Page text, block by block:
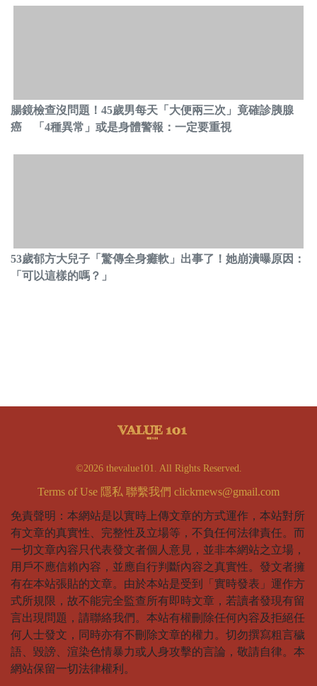
腸鏡檢查沒問題！45歲男每天「大便兩三次」竟確診胰腺
癌 「4種異常」或是身體警報：一定要重視
53歲郁方大兒子「驚傳全身癱軟」出事了！她崩潰曝原因：
「可以這樣的嗎？」
©2026 thevalue101. All Rights Reserved.
Terms of Use 隱私 聯繫我們 clickrnews@gmail.com
免責聲明：本網站是以實時上傳文章的方式運作，本站對所
有文章的真實性、完整性及立場等，不負任何法律責任。而
一切文章內容只代表發文者個人意見，並非本網站之立場，
用戶不應信賴內容，並應自行判斷內容之真實性。發文者擁
有在本站張貼的文章。由於本站是受到「實時發表」運作方
式所規限，故不能完全監查所有即時文章，若讀者發現有留
言出現問題，請聯絡我們。本站有權刪除任何內容及拒絕任
何人士發文，同時亦有不刪除文章的權力。切勿撰寫粗言穢
語、毀謗、渲染色情暴力或人身攻擊的言論，敬請自律。本
網站保留一切法律權利。